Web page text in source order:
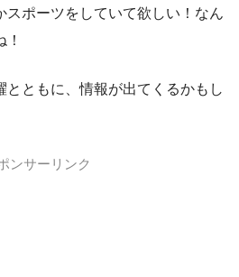
スポーツをしていて欲しい！なん
とともに、情報が出てくるかもし
ンサーリンク